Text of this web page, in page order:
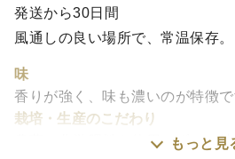
発送から30日間
風通しの良い場所で、常温保存。
味
香りが強く、味も濃いのが特徴で
栽培・生産のこだわり
農薬や化学肥料を使用せずに、
もっと見